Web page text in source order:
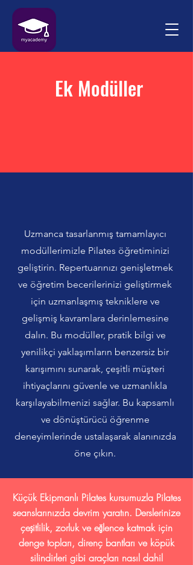
Ek Modüller
Uzmanca tasarlanmış tamamlayıcı
modüllerimizle Pilates öğretiminizi
geliştirin. Repertuarınızı genişletmek
ve öğretim becerilerinizi geliştirmek
için uzmanlaşmış tekniklere ve
gelişmiş kavramlara derinlemesine
dalın. Bu modüller, pratik bilgi ve
yenilikçi yaklaşımların benzersiz bir
karışımını sunarak, çeşitli müşteri
ihtiyaçlarını güvenle ve uzmanlıkla
karşılayabilmenizi sağlar. Bu kapsamlı
ve dönüştürücü öğrenme
deneyimlerinde ustalaşarak alanınızda
öne çıkın.
Küçük Ekipmanlı Pilates kursumuzla Pilates
seanslarınızda devrim yaratın. Derslerinize
çeşitlilik, zorluk ve eğlence katmak için
denge topları, direnç bantları ve köpük
silindirleri gibi araçları nasıl dahil